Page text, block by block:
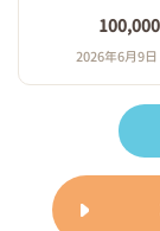
2026年6月9